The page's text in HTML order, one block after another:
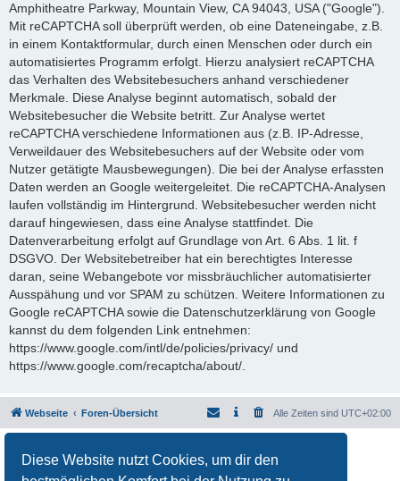
Diese Website nutzt Cookies, um dir den
Amphitheatre Parkway, Mountain View, CA 94043, USA ("Google").
Mit reCAPTCHA soll überprüft werden, ob eine Dateneingabe, z.B.
in einem Kontaktformular, durch einen Menschen oder durch ein
automatisiertes Programm erfolgt. Hierzu analysiert reCAPTCHA
das Verhalten des Websitebesuchers anhand verschiedener
Merkmale. Diese Analyse beginnt automatisch, sobald der
Websitebesucher die Website betritt. Zur Analyse wertet
reCAPTCHA verschiedene Informationen aus (z.B. IP-Adresse,
Verweildauer des Websitebesuchers auf der Website oder vom
Nutzer getätigte Mausbewegungen). Die bei der Analyse erfassten
Daten werden an Google weitergeleitet. Die reCAPTCHA-Analysen
laufen vollständig im Hintergrund. Websitebesucher werden nicht
darauf hingewiesen, dass eine Analyse stattfindet. Die
Datenverarbeitung erfolgt auf Grundlage von Art. 6 Abs. 1 lit. f
DSGVO. Der Websitebetreiber hat ein berechtigtes Interesse
daran, seine Webangebote vor missbräuchlicher automatisierter
Ausspähung und vor SPAM zu schützen. Weitere Informationen zu
Google reCAPTCHA sowie die Datenschutzerklärung von Google
kannst du dem folgenden Link entnehmen:
https://www.google.com/intl/de/policies/privacy/ und
https://www.google.com/recaptcha/about/.
Webseite Foren-Übersicht Alle Zeiten sind UTC+02:00
Deutsche Übersetzung durchphpBB.de
Datenschutz|Nutzungsbedingungen